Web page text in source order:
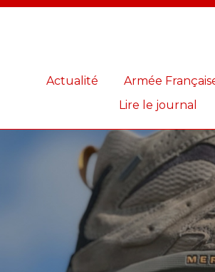
Actualité Armée
Lire le journal